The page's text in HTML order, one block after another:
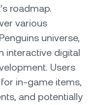
roadmap.
various
universe,
interactive digital
Users
in-game items,
and potentially